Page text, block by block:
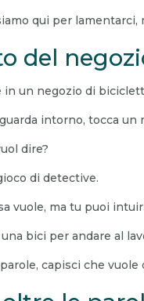
qui per
del
in un negozio di
intorno, tocca un
dire?
di detective.
vuole, ma tu puoi
bici per andare al
capisci che